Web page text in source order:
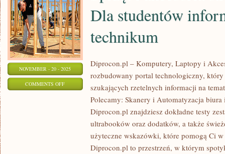
NOVEMBER - 20 - 2025
COMMENTS OFFON
STREAMINGOWE
Dla studentów
technikum
Diprocon.pl – Komputery, Laptopy i
rozbudowany portal technologiczny,
szukających rzetelnych informacji na
Polecamy: Skanery i Automatyzacja
Diprocon.pl znajdziesz dokładne testy
ultrabooków oraz dodatków, a także
użyteczne wskazówki, które pomogą Ci
Diprocon.pl to przestrzeń, w którym